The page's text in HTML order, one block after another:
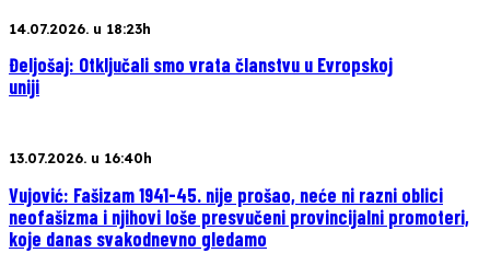
14.07.2026. u 18:23h
Đeljošaj: Otključali smo vrata članstvu u Evropskoj
uniji
13.07.2026. u 16:40h
Vujović: Fašizam 1941-45. nije prošao, neće ni razni oblici
neofašizma i njihovi loše presvučeni provincijalni promoteri,
koje danas svakodnevno gledamo